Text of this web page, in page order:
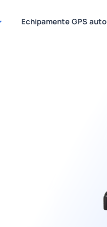
Echipamente GPS auto